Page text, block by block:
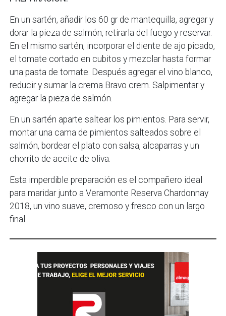
En un sartén, añadir los 60 gr de mantequilla, agregar y
dorar la pieza de salmón, retirarla del fuego y reservar.
En el mismo sartén, incorporar el diente de ajo picado,
el tomate cortado en cubitos y mezclar hasta formar
una pasta de tomate. Después agregar el vino blanco,
reducir y sumar la crema Bravo crem. Salpimentar y
agregar la pieza de salmón.
En un sartén aparte saltear los pimientos. Para servir,
montar una cama de pimientos salteados sobre el
salmón, bordear el plato con salsa, alcaparras y un
chorrito de aceite de oliva.
Esta imperdible preparación es el compañero ideal
para maridar junto a Veramonte Reserva Chardonnay
2018, un vino suave, cremoso y fresco con un largo
final.